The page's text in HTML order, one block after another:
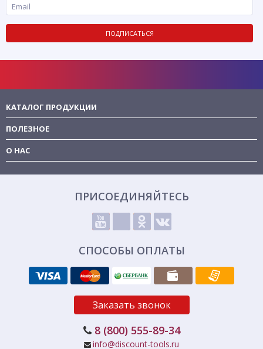
ПОДПИСАТЬСЯ
КАТАЛОГ ПРОДУКЦИИ
ПОЛЕЗНОЕ
О НАС
ПРИСОЕДИНЯЙТЕСЬ
СПОСОБЫ ОПЛАТЫ
Заказать звонок
8 (800) 555-89-34
info@discount-tools.ru